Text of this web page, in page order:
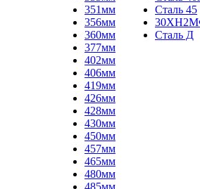
351мм
356мм
360мм
377мм
402мм
406мм
419мм
426мм
428мм
430мм
450мм
457мм
465мм
480мм
485мм
Сталь 45
Сталь Д